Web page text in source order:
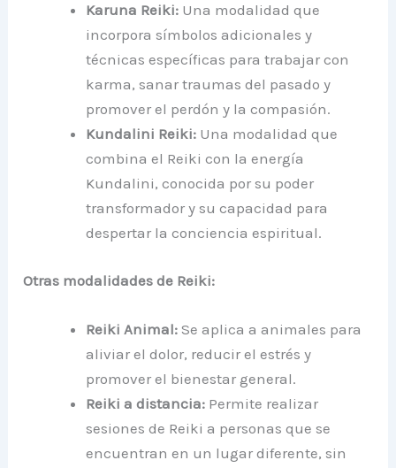
Karuna Reiki: Una modalidad que
incorpora símbolos adicionales y
técnicas específicas para trabajar con
karma, sanar traumas del pasado y
promover el perdón y la compasión.
Kundalini Reiki: Una modalidad que
combina el Reiki con la energía
Kundalini, conocida por su poder
transformador y su capacidad para
despertar la conciencia espiritual.
Otras modalidades de Reiki:
Reiki Animal: Se aplica a animales para
aliviar el dolor, reducir el estrés y
promover el bienestar general.
Reiki a distancia: Permite realizar
sesiones de Reiki a personas que se
encuentran en un lugar diferente, sin